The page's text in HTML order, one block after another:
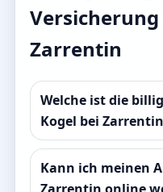
Zarrentin
Welche ist die
Kogel bei
Kann ich meinen